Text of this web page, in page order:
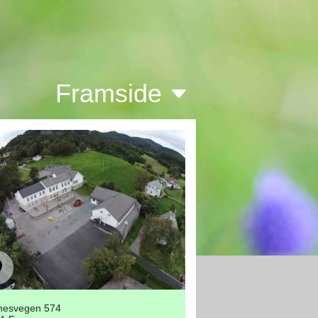
Framside
574